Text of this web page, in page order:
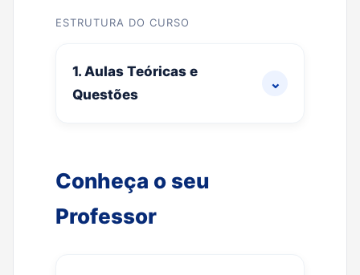
ESTRUTURA DO CURSO
1. Aulas Teóricas e
Questões
⌄
Conheça o seu
Professor